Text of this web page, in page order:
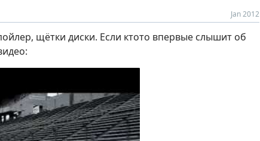
Jan 2012
щётки диски. Если ктото впервые слышит об